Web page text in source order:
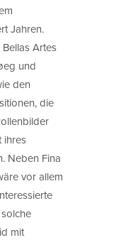
Jahren.
Artes
und
den
die
ihres
Neben Fina
vor allem
mit